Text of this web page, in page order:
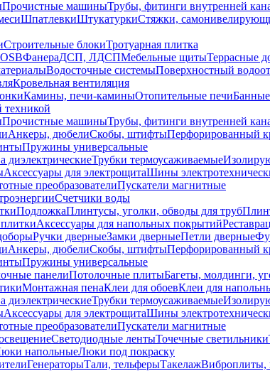
Прочистные машиныТрубы, фитинги внутренней
ШпатлевкиШтукатуркиСтяжки,
Строительные блокиТротуарная плитка
ФанераДСП, ЛДСПМебельные щитыТеррасные
Водосточные системыПоверхностный
Кровельная вентиляция
Камины, печи-каминыОтопительные печи
техникой
Прочистные машиныТрубы, фитинги внутренней
Анкеры, дюбелиСкобы, штифтыПерфорированный
Пружины универсальные
диэлектрическиеТрубки термоусаживаемые
Аксессуары для электрощитаШины
преобразователиПускатели магнитные
Счетчики воды
ПодложкаПлинтусы, уголки, обводы для труб
Аксессуары для напольных покрытий
Ручки дверныеЗамки дверныеПетли дверные
Анкеры, дюбелиСкобы, штифтыПерфорированный
Пружины универсальные
панелиПотолочные плитыБагеты, молдинги,
Монтажная пенаКлеи для обоевКлеи для
диэлектрическиеТрубки термоусаживаемые
Аксессуары для электрощитаШины
преобразователиПускатели магнитные
Светодиодные лентыТочечные светильники
напольныеЛюки под покраску
ГенераторыТали, тельферыТакелажВиброплиты,